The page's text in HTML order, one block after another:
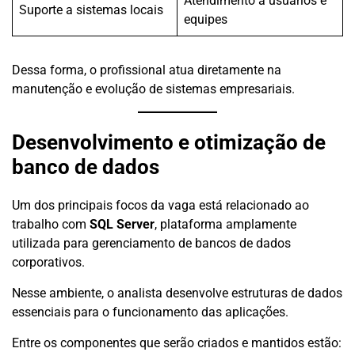
Suporte a sistemas locais
equipes
Dessa forma, o profissional atua diretamente na
manutenção e evolução de sistemas empresariais.
Desenvolvimento e otimização de
banco de dados
Um dos principais focos da vaga está relacionado ao
trabalho com SQL Server, plataforma amplamente
utilizada para gerenciamento de bancos de dados
corporativos.
Nesse ambiente, o analista desenvolve estruturas de dados
essenciais para o funcionamento das aplicações.
Entre os componentes que serão criados e mantidos estão: